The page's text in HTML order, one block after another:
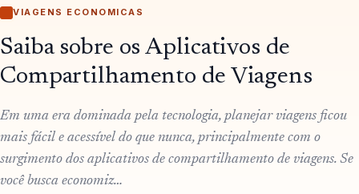
VIAGENS ECONOMICAS
Saiba sobre os Aplicativos de
Compartilhamento de Viagens
Em uma era dominada pela tecnologia, planejar viagens ficou
mais fácil e acessível do que nunca, principalmente com o
surgimento dos aplicativos de compartilhamento de viagens. Se
você busca economiz…